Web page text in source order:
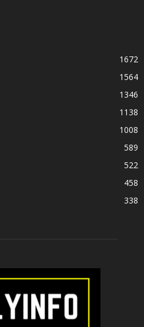
1672
1564
1346
1138
1008
589
522
458
338